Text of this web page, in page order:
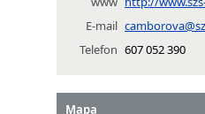
E-mail
Telefon 607 052 390
Mapa